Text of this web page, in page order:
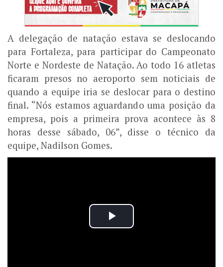
A delegação de natação estava se deslocando
para Fortaleza, para participar do Campeonato
Norte e Nordeste de Natação. Ao todo 16 atletas
ficaram presos no aeroporto sem noticiais de
quando a equipe iria se deslocar para o destino
final. “Nós estamos aguardando uma posição da
empresa, pois a primeira prova acontece às 8
horas desse sábado, 06”, disse o técnico da
equipe, Nadilson Gomes.